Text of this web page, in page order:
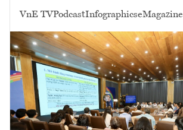
VnE TVPodcastInfographicseMagazine